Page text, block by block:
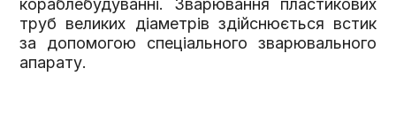
кораблебудуванні. Зварювання пластикових
труб великих діаметрів здійснюється встик
за допомогою спеціального зварювального
апарату.